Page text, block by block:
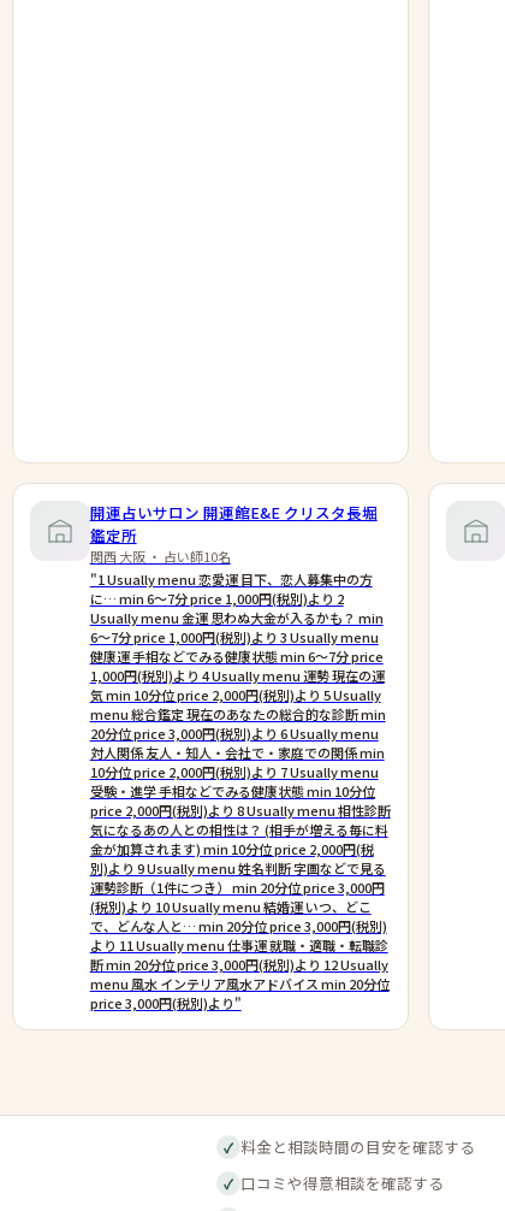
開運占いサロン 開運館E&E クリスタ長堀
鑑定所
関西 大阪 ・ 占い師10名
"1 Usually menu 恋愛運 目下、恋人募集中の方
に… min 6〜7分 price 1,000円(税別)より 2
Usually menu 金運 思わぬ大金が入るかも？ min
6〜7分 price 1,000円(税別)より 3 Usually menu
健康運 手相などでみる健康状態 min 6〜7分 price
1,000円(税別)より 4 Usually menu 運勢 現在の運
気 min 10分位 price 2,000円(税別)より 5 Usually
menu 総合鑑定 現在のあなたの総合的な診断 min
20分位 price 3,000円(税別)より 6 Usually menu
対人関係 友人・知人・会社で・家庭での関係 min
10分位 price 2,000円(税別)より 7 Usually menu
受験・進学 手相などでみる健康状態 min 10分位
price 2,000円(税別)より 8 Usually menu 相性診断
気になるあの人との相性は？ (相手が増える毎に料
金が加算されます) min 10分位 price 2,000円(税
別)より 9 Usually menu 姓名判断 字画などで見る
運勢診断（1件につき） min 20分位 price 3,000円
(税別)より 10 Usually menu 結婚運 いつ、どこ
で、どんな人と… min 20分位 price 3,000円(税別)
より 11 Usually menu 仕事運 就職・適職・転職診
断 min 20分位 price 3,000円(税別)より 12 Usually
menu 風水 インテリア風水アドバイス min 20分位
price 3,000円(税別)より"
✓ 料金と相談時間の目安を確認する
✓ 口コミや得意相談を確認する